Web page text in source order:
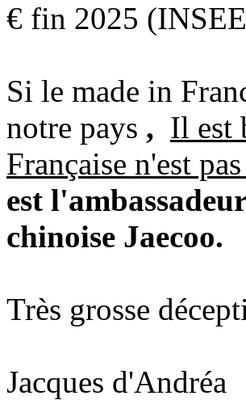
€ fin 2025
Si le made in
notre pays , Il est
Française n'est
est
chinoise Jaecoo.
Très grosse
Jacques d'Andréa